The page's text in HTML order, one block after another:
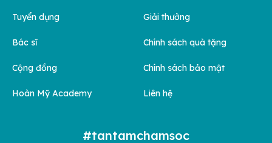
Tuyển dụng
Bác sĩ
Cộng đồng
Hoàn Mỹ Academy
Giải thưởng
Chính sách quà tặng
Chính sách bảo mật
Liên hệ
#tantamchamsoc